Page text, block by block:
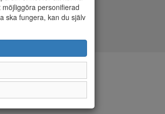
personifierad
ska fungera, kan du själv